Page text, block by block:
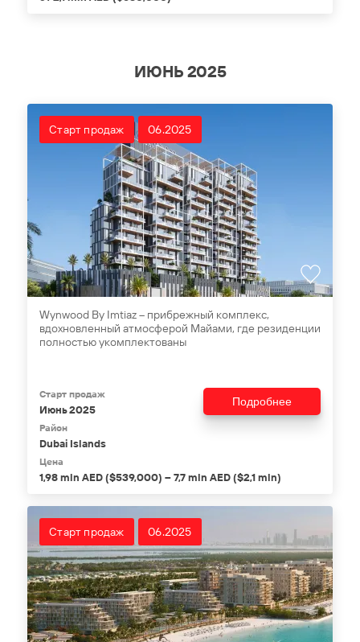
ИЮНЬ 2025
Старт продаж 06.2025
Wynwood By Imtiaz – прибрежный комплекс,
вдохновленный атмосферой Майами, где резиденции
полностью укомплектованы
Старт продаж
Июнь 2025
Район
Dubai Islands
Цена
1,98 mln AED ($539,000) – 7,7 mln AED ($2,1 mln)
Подробнее
Старт продаж 06.2025